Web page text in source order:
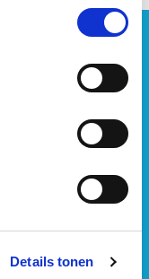
Details tonen
uit diverse
de belangrijkste
onze gratis